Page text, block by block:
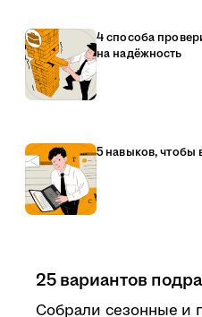
4 способа
на надёжность
5 навыков, чтобы
25 вариантов
Собрали сезонные и